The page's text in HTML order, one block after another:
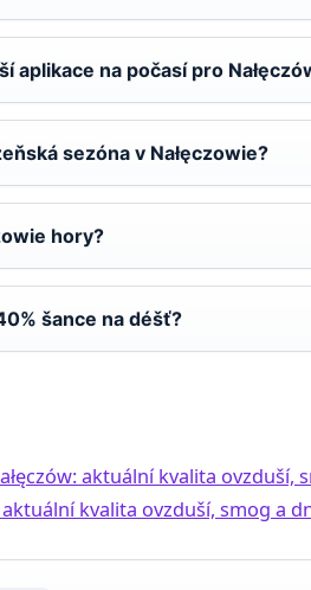
aplikace na počasí pro
sezóna v Nałęczowie?
hory?
šance na déšť?
aktuální kvalita ovzduší,
aktuální kvalita ovzduší, smog a